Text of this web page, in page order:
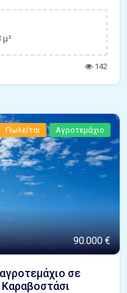
μ²
142
Πωλείται Αγροτεμάχιο
90.000 €
σε